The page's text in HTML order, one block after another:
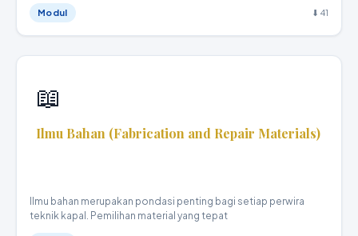
Modul ⬇ 41
📖
Ilmu Bahan (Fabrication and Repair Materials)
Ilmu bahan merupakan pondasi penting bagi setiap perwira
teknik kapal. Pemilihan material yang tepat